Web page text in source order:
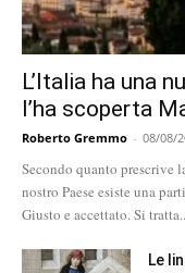
L’Italia ha una
l’ha scoperta
Roberto Gremmo - 08/08/
Secondo quanto prescrive
nostro Paese esiste una
Giusto e accettato. Si
Le